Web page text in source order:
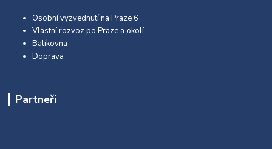
Osobní vyzvednutí na Praze 6
Vlastní rozvoz po Praze a okolí
Balíkovna
Doprava
Partneři